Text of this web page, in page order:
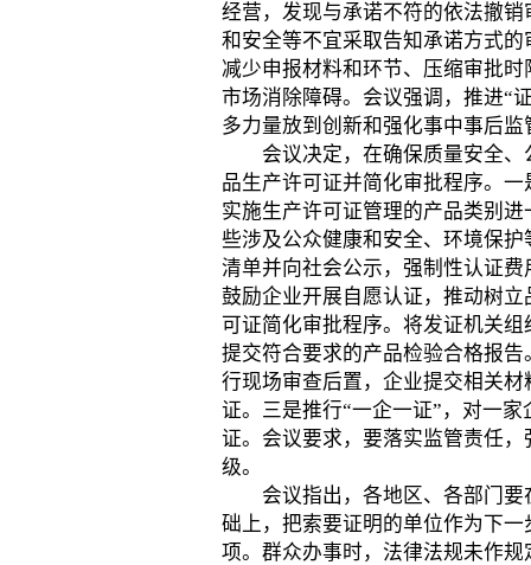
经营，发现与承诺不符的依法撤
和安全等不宜采取告知承诺方式
减少申报材料和环节、压缩审批
市场消除障碍。会议强调，推进“
多力量放到创新和强化事中事后
会议决定，在确保质量安全、
品生产许可证并简化审批程序。
实施生产许可证管理的产品类别
些涉及公众健康和安全、环境保
清单并向社会公示，强制性认证
鼓励企业开展自愿认证，推动树
可证简化审批程序。将发证机关
提交符合要求的产品检验合格报
行现场审查后置，企业提交相关
证。三是推行“一企一证”，对一
证。会议要求，要落实监管责任
级。
会议指出，各地区、各部门要
础上，把索要证明的单位作为下
项。群众办事时，法律法规未作